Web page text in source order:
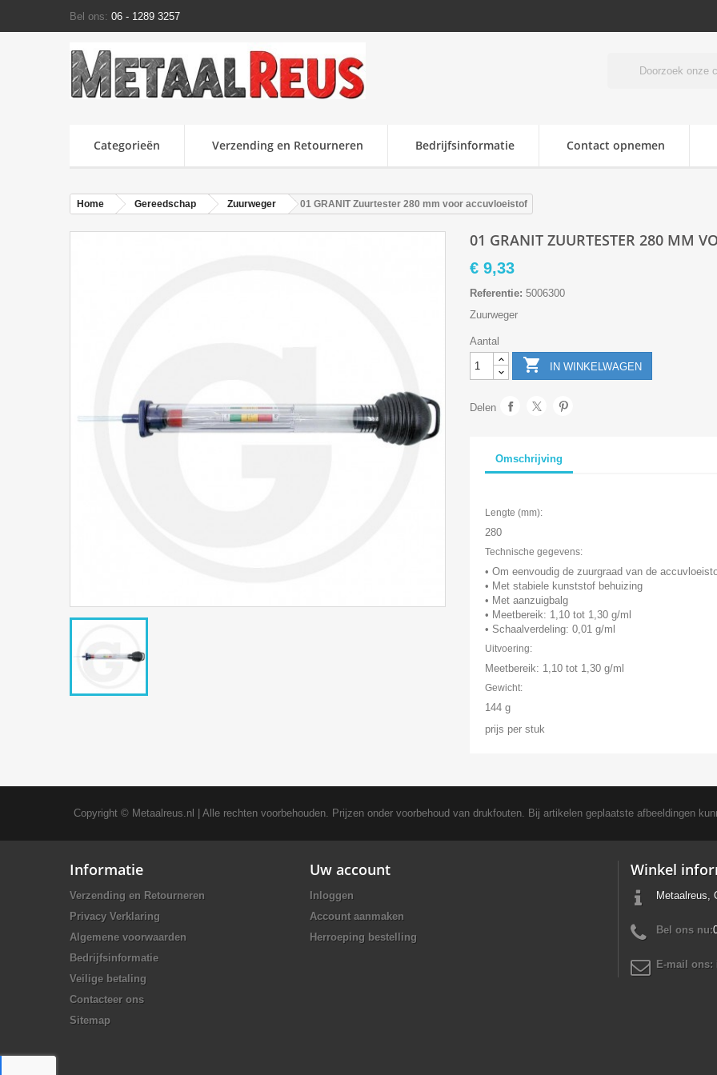
Bel ons: 06 - 1289 3257
Categorieën Verzending en Retourneren Bedrijfsinformatie Contact opnemen
Home Gereedschap Zuurweger 01 GRANIT Zuurtester 280 mm voor accuvloeistof
01 GRANIT ZUURTESTER 280 MM
€ 9,33
Referentie: 5006300
Zuurweger
Aantal
 IN WINKELWAGEN
Delen
Omschrijving
Lengte (mm):
280
Technische gegevens:
• Om eenvoudig de zuurgraad van de
• Met stabiele kunststof behuizing
• Met aanzuigbalg
• Meetbereik: 1,10 tot 1,30 g/ml
• Schaalverdeling: 0,01 g/ml
Uitvoering:
Meetbereik: 1,10 tot 1,30 g/ml
Gewicht:
144 g
prijs per stuk
Copyright © Metaalreus.nl | Alle rechten voorbehouden. Prijzen onder voorbehoud van drukfouten. Bij artikelen geplaatste afbeeldingen
Informatie
Verzending en Retourneren
Privacy Verklaring
Algemene voorwaarden
Bedrijfsinformatie
Veilige betaling
Contacteer ons
Sitemap
Uw account
Inloggen
Account aanmaken
Herroeping bestelling
Winkel
Metaalreus,
Bel ons nu:
E-mail ons: